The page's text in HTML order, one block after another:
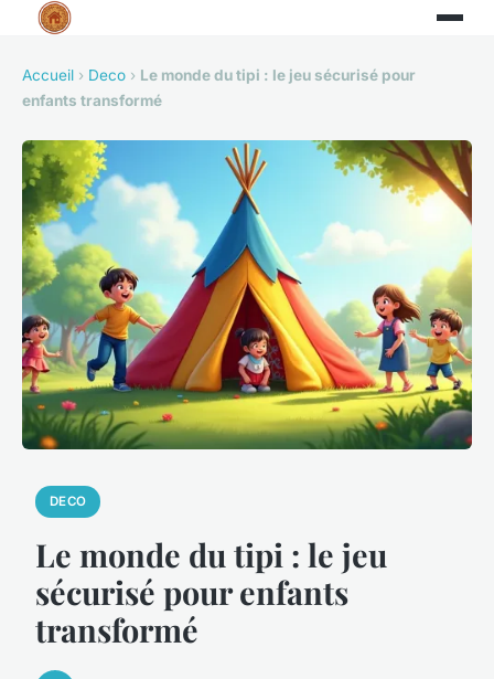
Accueil › Deco › Le monde du tipi : le jeu sécurisé pour
enfants transformé
DECO
Le monde du tipi : le jeu
sécurisé pour enfants
transformé